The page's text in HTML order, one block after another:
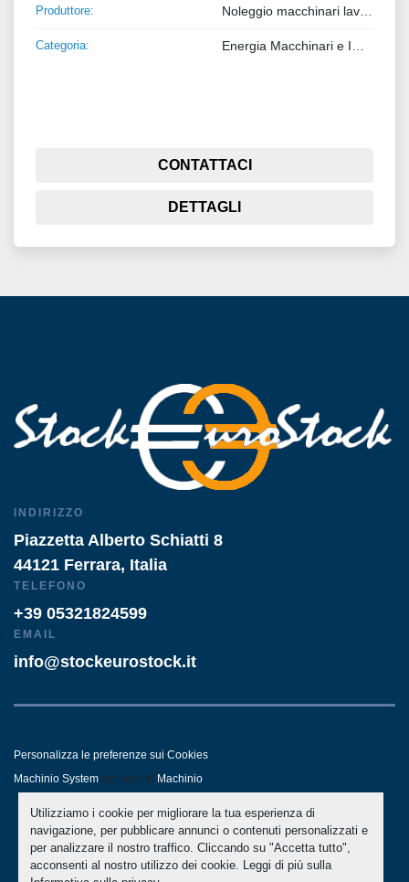
Utilizziamo i cookie per migliorare la tua esperienza di
navigazione, per pubblicare annunci o contenuti personalizzati e
per analizzare il nostro traffico. Cliccando su "Accetta tutto",
acconsenti al nostro utilizzo dei cookie. Leggi di più sulla
Produttore: Noleggio macchinari lavorazione metalli e produzione energia
Categoria:
CONTATTACI
DETTAGLI
INDIRIZZO
Piazzetta Alberto Schiatti 8
44121 Ferrara, Italia
TELEFONO
+39 05321824599
EMAIL
info@stockeurostock.it
Personalizza le preferenze sui Cookies
Machinio System sito web di Machinio
- LINKEDIN - WHATSAPP